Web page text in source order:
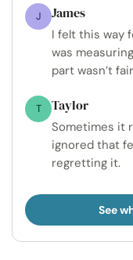
J James
I felt this way
was
part wasn’t
T Taylor
Sometimes it
ignored that
regretting it.
See